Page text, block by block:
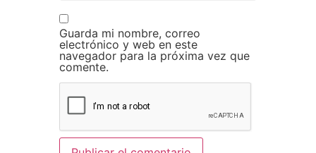
Guarda mi nombre, correo
electrónico y web en este
navegador para la próxima vez que
comente.